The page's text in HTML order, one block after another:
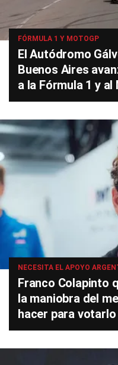
FÓRMULA 1 Y MOTOGP
El Autódromo
Buenos Aires
a la Fórmula 1 y al
NECESITA EL APOYO
Franco Colapinto
la maniobra del
hacer para votarlo